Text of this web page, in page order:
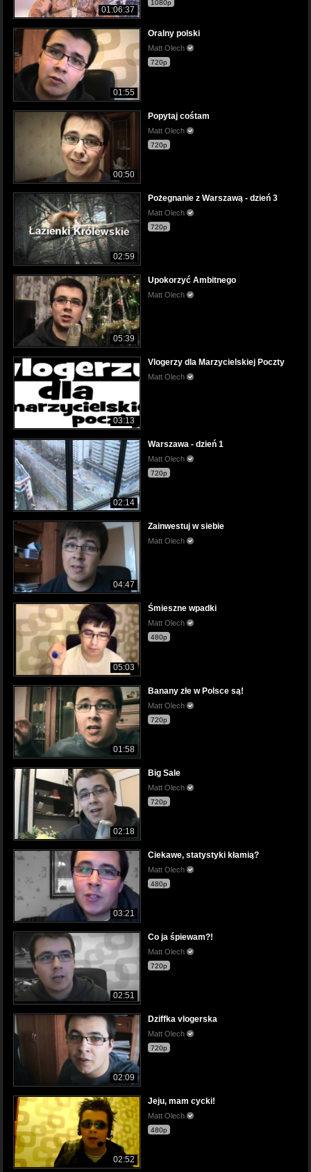
01:06:37
1080p
01:55
Oralny polski
Matt Olech
720p
00:50
Popytaj cośtam
Matt Olech
720p
02:59
Pożegnanie z Warszawą - dzień 3
Matt Olech
720p
05:39
Upokorzyć Ambitnego
Matt Olech
03:13
Vlogerzy dla Marzycielskiej Poczty
Matt Olech
02:14
Warszawa - dzień 1
Matt Olech
720p
04:47
Zainwestuj w siebie
Matt Olech
05:03
Śmieszne wpadki
Matt Olech
480p
01:58
Banany złe w Polsce są!
Matt Olech
720p
02:18
Big Sale
Matt Olech
720p
03:21
Ciekawe, statystyki kłamią?
Matt Olech
480p
02:51
Co ja śpiewam?!
Matt Olech
720p
02:09
Dziffka vlogerska
Matt Olech
720p
02:52
Jeju, mam cycki!
Matt Olech
480p